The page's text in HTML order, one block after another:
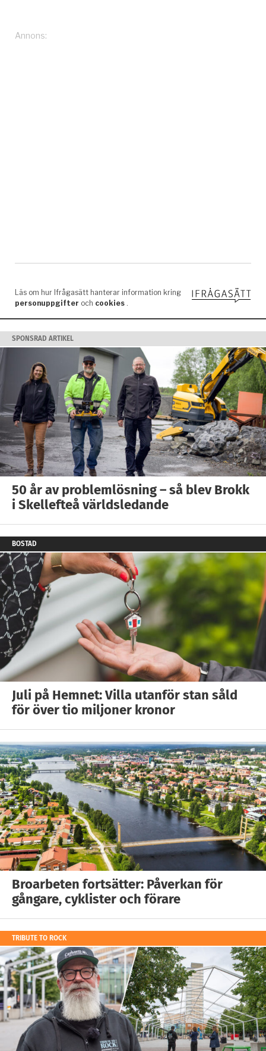
SPONSRAD ARTIKEL
50 år av problemlösning – så blev Brokk
i Skellefteå världsledande
BOSTAD
Juli på Hemnet: Villa utanför stan såld
för över tio miljoner kronor
Broarbeten fortsätter: Påverkan för
gångare, cyklister och förare
TRIBUTE TO ROCK